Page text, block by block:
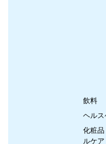
飲料
ヘルス
化粧
ルケア